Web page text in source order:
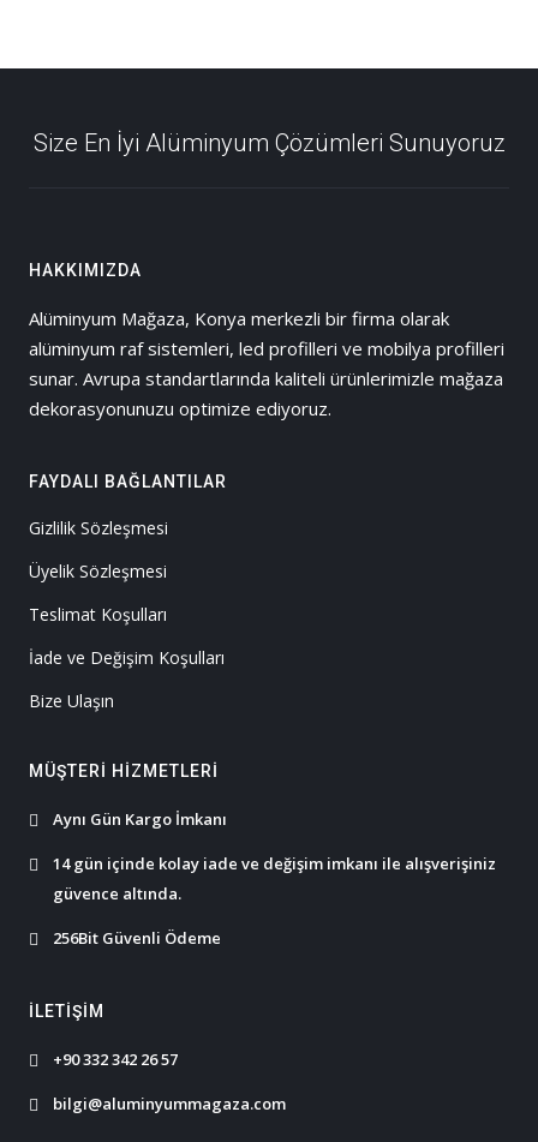
Size En İyi Alüminyum Çözümleri Sunuyoruz
HAKKIMIZDA
Alüminyum Mağaza, Konya merkezli bir firma olarak
alüminyum raf sistemleri, led profilleri ve mobilya profilleri
sunar. Avrupa standartlarında kaliteli ürünlerimizle mağaza
dekorasyonunuzu optimize ediyoruz.
FAYDALI BAĞLANTILAR
Gizlilik Sözleşmesi
Üyelik Sözleşmesi
Teslimat Koşulları
İade ve Değişim Koşulları
Bize Ulaşın
MÜŞTERI HIZMETLERI
Aynı Gün Kargo İmkanı
14 gün içinde kolay iade ve değişim imkanı ile alışverişiniz
güvence altında.
256Bit Güvenli Ödeme
İLETIŞIM
+90 332 342 26 57
bilgi@aluminyummagaza.com